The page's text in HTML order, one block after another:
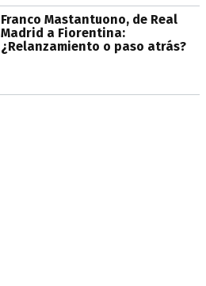
Franco Mastantuono, de Real
Madrid a Fiorentina:
¿Relanzamiento o paso atrás?